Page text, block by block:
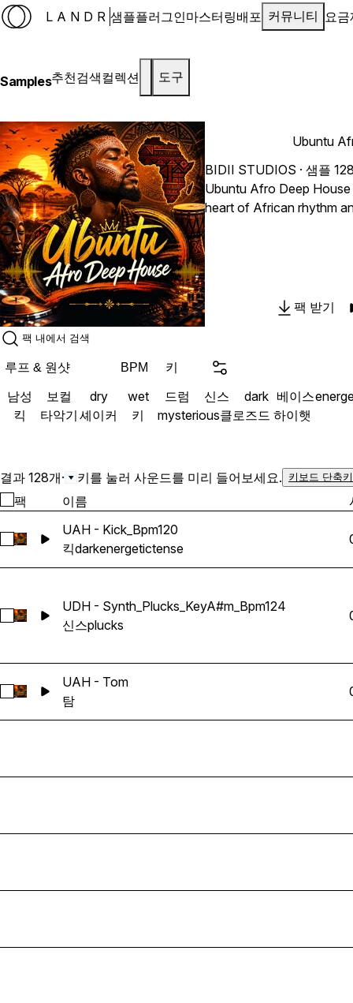
LANDR 샘플플러그인마스터링배포 커뮤니티 요금
Samples추천검색컬렉션 도구
Ubuntu
BIDII STUDIOS · 샘플
Ubuntu Afro Deep
heart of African rhythm
팩 받기
루프 & 원샷 BPM 키
남성 보컬 dry wet 드럼 신스 dark 베이스
킥
타악기 셰이커 키 mysterious클로즈드 하이햇
결과 128개· 키를 눌러 사운드를 미리 들어보세요. 키보드 단축
팩 이름
UAH - Kick_Bpm120 선택
UAH - Kick_Bpm120
킥darkenergetictense
UDH - Synth_Plucks_KeyA#m_Bpm124 선택
UDH - Synth_Plucks_KeyA#m_Bpm124
신스plucks
UAH - Tom 선택
UAH - Tom
탐